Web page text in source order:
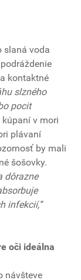
slaná voda
kontaktné
slzného
pocit
v mori
plávaní
by mali
šošovky.
dôrazne
infekcií,”
oči ideálna
návšteve